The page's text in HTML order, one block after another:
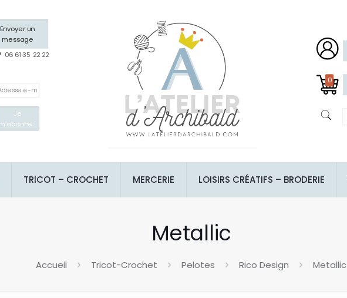
Envoyer un
message
06 61 35 22 22
0
TRICOT – CROCHET MERCERIE LOISIRS CRÉATIFS – BRODERIE
Metallic
Accueil Tricot-Crochet Pelotes Rico Design Metallic